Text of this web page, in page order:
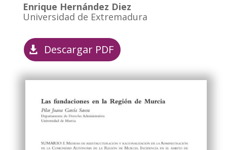
Enrique Hernández Diez
Universidad de Extremadura
Descargar PDF